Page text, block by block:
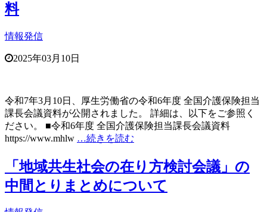
料
情報発信
2025年03月10日
令和7年3月10日、厚生労働省の令和6年度 全国介護保険担当
課長会議資料が公開されました。 詳細は、以下をご参照く
ださい。 ■令和6年度 全国介護保険担当課長会議資料
https://www.mhlw …続きを読む
「地域共生社会の在り方検討会議」の
中間とりまとめについて